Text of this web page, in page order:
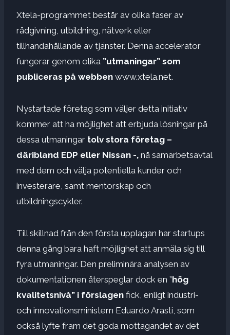
Xtela-programmet består av olika faser av
rådgivning, utbildning, nätverk eller
tillhandahållande av tjänster. Denna accelerator
fungerar genom olika ”utmaningar” som
publiceras på webben www.xtela.net.
Nystartade företag som väljer detta initiativ
kommer att ha möjlighet att erbjuda lösningar på
dessa utmaningar tolv stora företag –
däribland EDP eller Nissan -, nå samarbetsavtal
med dem och välja potentiella kunder och
investerare, samt mentorskap och
utbildningscykler.
Till skillnad från den första upplagan har startups
denna gång bara haft möjlighet att anmäla sig till
fyra utmaningar. Den preliminära analysen av
dokumentationen återspeglar dock en ”hög
kvalitetsnivå” i förslagen fick, enligt industri-
och innovationsministern Eduardo Arasti, som
också lyfte fram det goda mottagandet av det